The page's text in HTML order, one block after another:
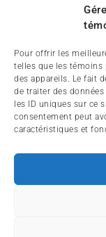
Pour offrir les
telles que les
des appareils. Le fait
de traiter des
les ID uniques sur ce
consentement peut
caractéristiques et